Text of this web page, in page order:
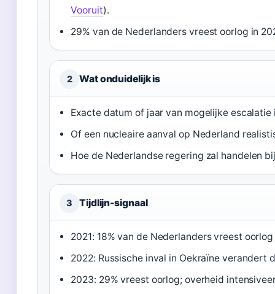
Vooruit).
29% van de Nederlanders vreest oorlog in
2 Wat onduidelijk is
Exacte datum of jaar van mogelijke escalatie
Of een nucleaire aanval op Nederland
Hoe de Nederlandse regering zal handelen
3 Tijdlijn-signaal
2021: 18% van de Nederlanders vreest oorlog
2022: Russische inval in Oekraïne verandert
2023: 29% vreest oorlog; overheid